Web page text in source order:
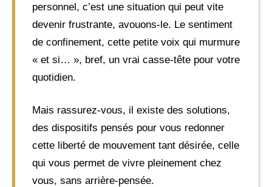
personnel, c’est une situation qui peut vite
devenir frustrante, avouons-le. Le sentiment
de confinement, cette petite voix qui murmure
« et si… », bref, un vrai casse-tête pour votre
quotidien.
Mais rassurez-vous, il existe des solutions,
des dispositifs pensés pour vous redonner
cette liberté de mouvement tant désirée, celle
qui vous permet de vivre pleinement chez
vous, sans arrière-pensée.